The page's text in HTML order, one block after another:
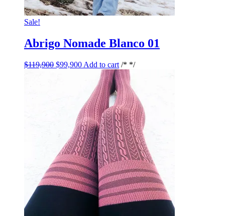
Sale!
Abrigo Nomade Blanco 01
$119,900 $99,900 Add to cart /* */